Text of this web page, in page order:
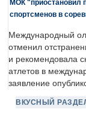
МОК "приостановил
спортсменов в
Международный
отменил
и рекомендовала
атлетов в
заявление
ВКУСНЫЙ